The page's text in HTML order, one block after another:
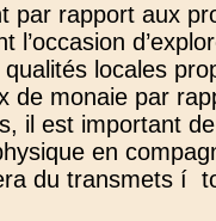
par rapport aux
l’occasion
locales
de monaie par
il est important de
en
du transmets í